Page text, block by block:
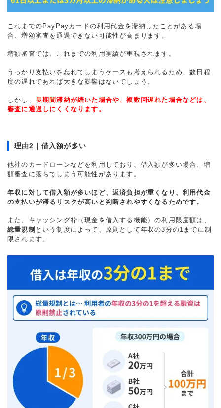
これまでのPayPayカードの利用代金を滞納したことがある場
合、増額審査を通過できない可能性が高まります。
増額審査では、これまでの利用実績が重視されます。
うっかり支払いを忘れてしまうケースも考えられるため、数日程
度の遅れであれば大きな影響はないでしょう。
しかし、 長期間滞納が続いた場合や、複数回遅れた場合などは、
審査に通過しにくくなります。
理由2｜借入額が多い
他社のカードローンなどを利用しており、借入額が多い場合、増
額審査に落ちてしまう可能性があります。
年収に対して借入額が多いほど、返済負担が重くなり、利用代金
の支払いが滞るリスクが高いと判断されやすくなるためです。
また、キャッシング枠（現金を借入する機能）の利用限度額は、
総量規制 という制度によって、原則として年収の3分の1までに制
限されます。